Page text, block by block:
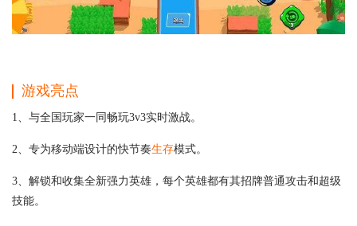
游戏亮点
1、与全国玩家一同畅玩3v3实时激战。
2、专为移动端设计的快节奏生存模式。
3、解锁和收集全新强力英雄，每个英雄都有其招牌普通攻击和超级
技能。